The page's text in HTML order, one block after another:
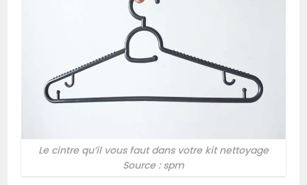
Le cintre qu’il vous faut dans votre kit nettoyage
Source : spm